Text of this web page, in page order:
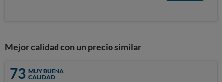
Mejor calidad con un precio similar
73 MUY BUENA
CALIDAD